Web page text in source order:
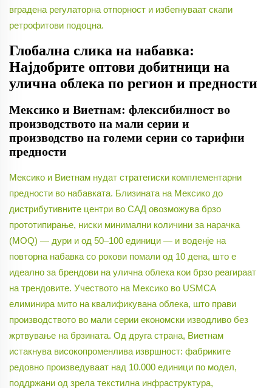
вградена регулаторна отпорност и избегнуваат скапи
ретрофитови подоцна.
Глобална слика на набавка:
Најдобрите оптови добитници на
улична облека по регион и предности
Мексико и Виетнам: флексибилност во
производството на мали серии и
производство на големи серии со тарифни
предности
Мексико и Виетнам нудат стратегиски комплементарни
предности во набавката. Близината на Мексико до
дистрибутивните центри во САД овозможува брзо
прототипирање, ниски минимални количини за нарачка
(МОQ) — дури и од 50–100 единици — и воденje на
повторна набавка со рокови помали од 10 дена, што е
идеално за брендови на улична облека кои брзо реагираат
на трендовите. Учеството на Мексико во USMCA
елиминира мито на квалификувана облека, што прави
производството во мали серии економски изводливо без
жртвување на брзината. Од друга страна, Виетнам
истакнува високопроменлива извршност: фабриките
редовно произведуваат над 10.000 единици по модел,
поддржани од зрела текстилна инфраструктура,